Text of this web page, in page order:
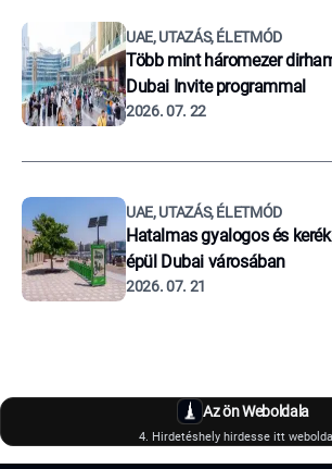
UAE, UTAZÁS, ÉLETMÓD
Több mint háromezer
Dubai Invite programmal
2026. 07. 22
UAE, UTAZÁS, ÉLETMÓD
Hatalmas gyalogos és
épül Dubai városában
2026. 07. 21
Az ön Weboldala
4. Hirdetéshely hirdesse itt